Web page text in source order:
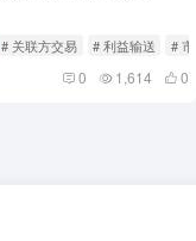
# 关联方交易 # 利益输送 # 市
0 1,614 0